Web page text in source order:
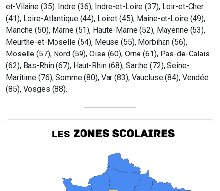
et-Vilaine (35), Indre (36), Indre-et-Loire (37), Loir-et-Cher
(41), Loire-Atlantique (44), Loiret (45), Maine-et-Loire (49),
Manche (50), Marne (51), Haute-Marne (52), Mayenne (53),
Meurthe-et-Moselle (54), Meuse (55), Morbihan (56),
Moselle (57), Nord (59), Oise (60), Orne (61), Pas-de-Calais
(62), Bas-Rhin (67), Haut-Rhin (68), Sarthe (72), Seine-
Maritime (76), Somme (80), Var (83), Vaucluse (84), Vendée
(85), Vosges (88).